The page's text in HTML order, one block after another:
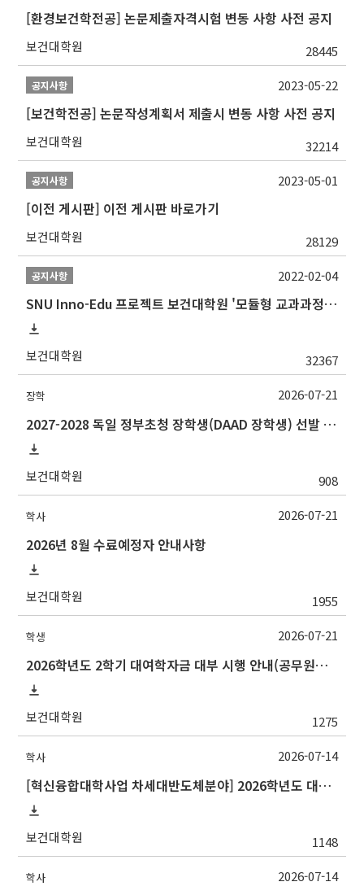
[환경보건학전공] 논문제출자격시험 변동 사항 사전 공지
보건대학원 28445
공지사항
[보건학전공] 논문작성계획서 제출시 변동 사항 사전 공지
보건대학원 32214
2023-05-22
공지사항
[이전 게시판] 이전 게시판 바로가기
보건대학원 28129
2023-05-01
공지사항
SNU Inno-Edu 프로젝트 보건대학원 '모듈형 교과과정' 안내(revised 2022/2/28)
보건대학원 32367
2022-02-04
장학
2027-2028 독일 정부초청 장학생(DAAD 장학생) 선발 안내
보건대학원 908
2026-07-21
학사
2026년 8월 수료예정자 안내사항
보건대학원 1955
2026-07-21
학생
2026학년도 2학기 대여학자금 대부 시행 안내(공무원연금공단)
보건대학원 1275
2026-07-21
학사
[혁신융합대학사업 차세대반도체분야] 2026학년도 대구대학교 2학기 교류 수학 안내
보건대학원 1148
2026-07-14
학사 2026-07-14